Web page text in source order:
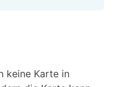
keine Karte in